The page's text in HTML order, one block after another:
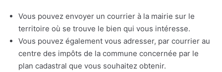
Vous pouvez envoyer un courrier à la mairie sur le
territoire où se trouve le bien qui vous intéresse.
Vous pouvez également vous adresser, par courrier au
centre des impôts de la commune concernée par le
plan cadastral que vous souhaitez obtenir.